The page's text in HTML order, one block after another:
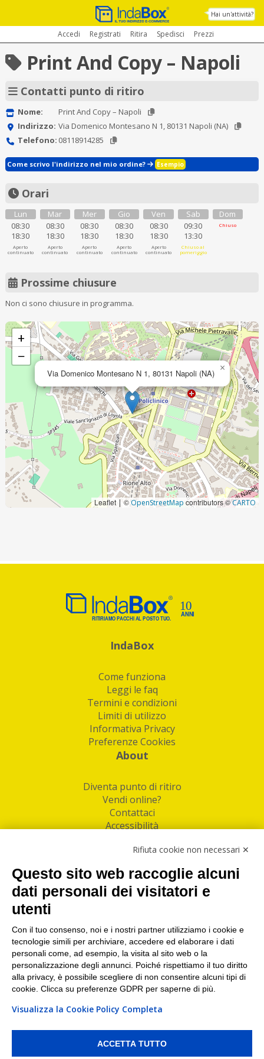
Hai un'attività?
Accedi Registrati Ritira Spedisci Prezzi
Print And Copy – Napoli
Contatti punto di ritiro
Nome:
Print And Copy – Napoli
Indirizzo: Via Domenico Montesano N 1, 80131 Napoli (NA)
Telefono: 08118914285
Come scrivo l'indirizzo nel mio ordine? Esempio
Orari
Lun
08:30
18:30
Aperto
continuato
Mar
08:30
18:30
Aperto
continuato
Mer
08:30
18:30
Aperto
continuato
Gio
08:30
18:30
Aperto
continuato
Ven
08:30
18:30
Aperto
continuato
Sab
09:30
13:30
Chiuso al
pomeriggio
Dom
Chiuso
Prossime chiusure
Non ci sono chiusure in programma.
Via Domenico Montesano N 1, 80131 Napoli (NA) ×
+
−
Leaflet | © OpenStreetMap contributors ©CARTO
IndaBox
Come funziona
Leggi le faq
Termini e condizioni
Limiti di utilizzo
Informativa Privacy
Preferenze Cookies
About
Diventa punto di ritiro
Vendi online?
Contattaci
Accessibilità
Facebook
Linkedin
I nostri punti di ritiro e spedizione pacchi nelle
maggiori città italiane
Torino|Milano|Roma|Bologna|Firenze| Genova
Napoli|Varese
PI/CF/N°Iscr.: 10821360012 | REA: RM 1494760 | Cap.Soc.: 50.000€ |
Whistleblowing|Privacy |Preferenze Cookies
Rifiuta cookie non necessari ✕
Questo sito web raccoglie alcuni
dati personali dei visitatori e
utenti
Con il tuo consenso, noi e i nostri partner utilizziamo i cookie e
tecnologie simili per archiviare, accedere ed elaborare i dati
personali come, ad esempio, la visita al sito web o la
personalizzazione degli annunci. Poiché rispettiamo il tuo diritto
alla privacy, è possibile scegliere di non consentire alcuni tipi di
cookie. Clicca su preferenze GDPR per saperne di più.
Visualizza la Cookie Policy Completa
ACCETTA TUTTO